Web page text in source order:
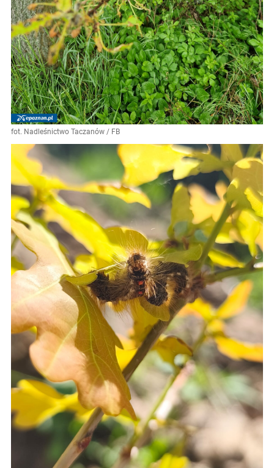
fot. Nadleśnictwo Taczanów / FB